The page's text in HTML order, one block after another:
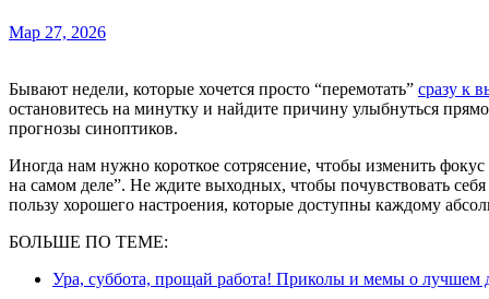
Мар 27, 2026
Бывают недели, которые хочется просто “перемотать” сразу к
остановитесь на минутку и найдите причину улыбнуться
прогнозы синоптиков.
Иногда нам нужно короткое сотрясение, чтобы изменить
на самом деле”. Не ждите выходных, чтобы почувствовать
пользу хорошего настроения, которые доступны каждому
БОЛЬШЕ ПО ТЕМЕ:
Ура, суббота, прощай работа! Приколы и мемы о лучшем